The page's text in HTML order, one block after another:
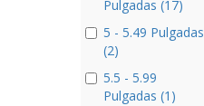
Pulgadas (17)
5 - 5.49 Pulgadas
(2)
5.5 - 5.99
Pulgadas (1)